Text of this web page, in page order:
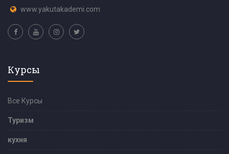
www.yakutakademi.com
Курсы
Все Курсы
Туризм
кухня